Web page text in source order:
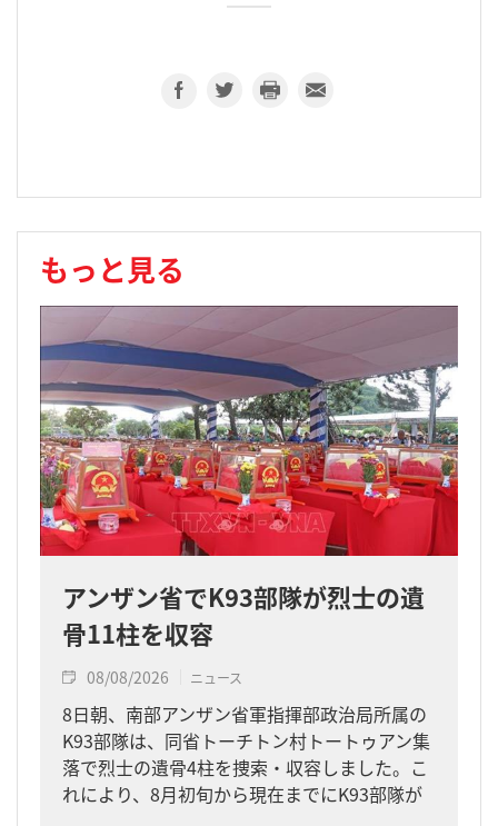
もっと見る
アンザン省でK93部隊が烈士の遺
骨11柱を収容
08/08/2026 ニュース
8日朝、南部アンザン省軍指揮部政治局所属の
K93部隊は、同省トーチトン村トートゥアン集
落で烈士の遺骨4柱を捜索・収容しました。こ
れにより、8月初旬から現在までにK93部隊が